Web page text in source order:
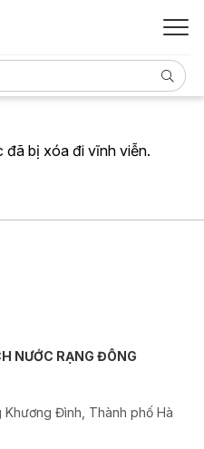
đã bị xóa đi vĩnh viễn.
NƯỚC RẠNG ĐÔNG
Đình, Thành phố Hà